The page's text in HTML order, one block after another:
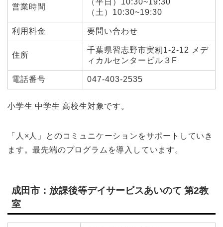
営業時間
（平日）10:30~19:30
（土）10:30~19:30
利用料金 要問い合わせ
住所
千葉県習志野市実籾1-2-12 メデ
ィカルセンタービル３F
電話番号 047-403-2535
小学生 中学生 高校生対象です。
「人×人」とのコミュニケーションをサポートしていき
ます。最先端のプログラムを導入しています。
成田市：放課後等デイサービスあいのて 第2教
室